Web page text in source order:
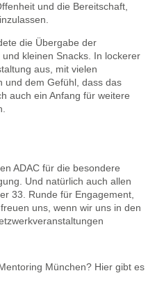
und die Bereitschaft,
die Übergabe der
kleinen Snacks. In lockerer
aus, mit vielen
und dem Gefühl, dass das
auch ein Anfang für weitere
ADAC für die besondere
Und natürlich auch allen
33. Runde für Engagement,
uns, wenn wir uns in den
München? Hier gibt es